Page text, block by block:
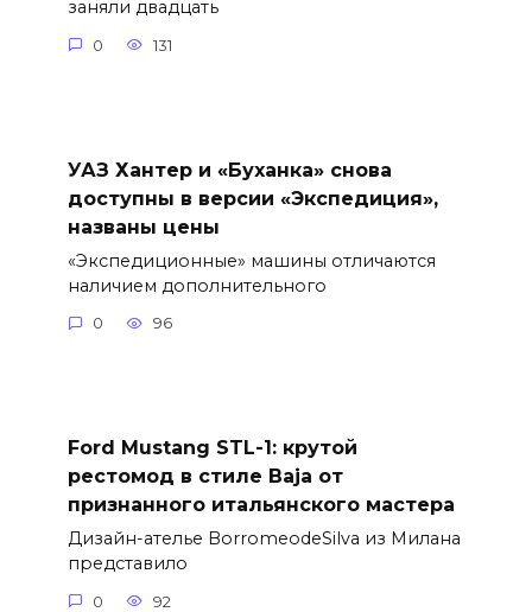
заняли двадцать
0 131
УАЗ Хантер и «Буханка» снова
доступны в версии «Экспедиция»,
названы цены
«Экспедиционные» машины отличаются
наличием дополнительного
0 96
Ford Mustang STL-1: крутой
рестомод в стиле Baja от
признанного итальянского мастера
Дизайн-ателье BorromeodeSilva из Милана
представило
0 92